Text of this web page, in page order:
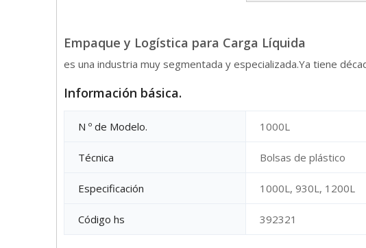
Empaque y Logística para Carga Líquida
es una industria muy segmentada y especializada.Ya tiene
Información básica.
N º de Modelo. 1000L
Técnica Bolsas de plástico
Especificación 1000L, 930L, 1200L
Código hs 392321